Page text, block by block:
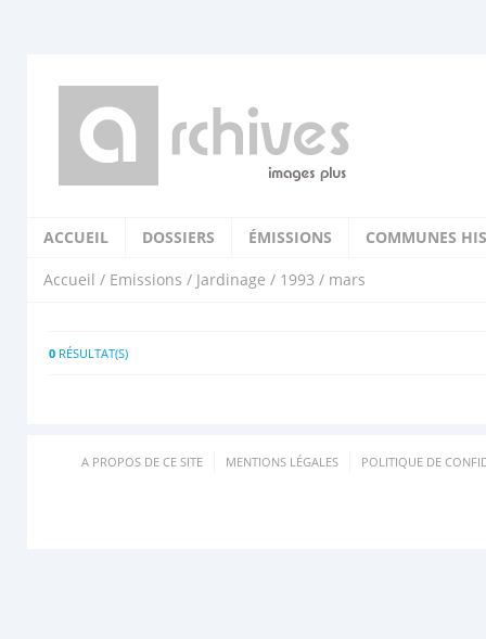
ACCUEIL DOSSIERS ÉMISSIONS COMMUNES
Accueil / Emissions / Jardinage / 1993 / mars
0 RÉSULTAT(S)
A PROPOS DE CE SITE MENTIONS LÉGALES POLITIQUE DE